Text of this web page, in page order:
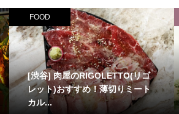
FOOD
[渋谷] 肉屋のRIGOLETTO(リゴ
レット)おすすめ！薄切りミート
カル...